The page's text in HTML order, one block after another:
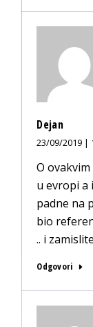
Dejan
23/09/2019 |
O
u evropi a
padne na
bio
.. i
Odgovori